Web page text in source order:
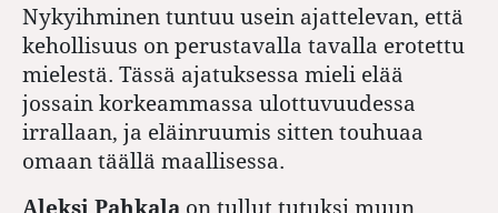
Nykyihminen tuntuu usein ajattelevan, että
kehollisuus on perustavalla tavalla erotettu
mielestä. Tässä ajatuksessa mieli elää
jossain korkeammassa ulottuvuudessa
irrallaan, ja eläinruumis sitten touhuaa
omaan täällä maallisessa.
Aleksi Pahkala on tullut tutuksi muun